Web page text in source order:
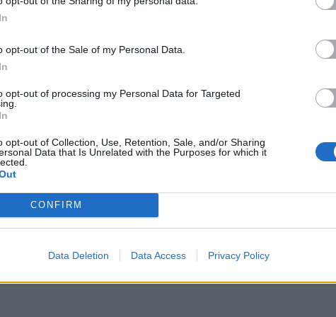
opt-out of the Sale of my Personal Data.
opt-out of processing my Personal Data for Targeted
opt-out of Collection, Use, Retention, Sale, and/or Sharing
Data that Is Unrelated with the Purposes for which it
CONFIRM
Data Deletion Data Access Privacy Policy
për ndihmë të telefonojnë në numrin pa pagesë 112.
ylberi” në ujëvarën
në Kaliforni krijon një
për personat që kishin
e ujit nga ujëvara
Kaliforni formuan një pamje
përralla. Erërat e larta
dhe…
nisen për ta shpëtuar